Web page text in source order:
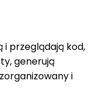
i przeglądają kod,
generują
i